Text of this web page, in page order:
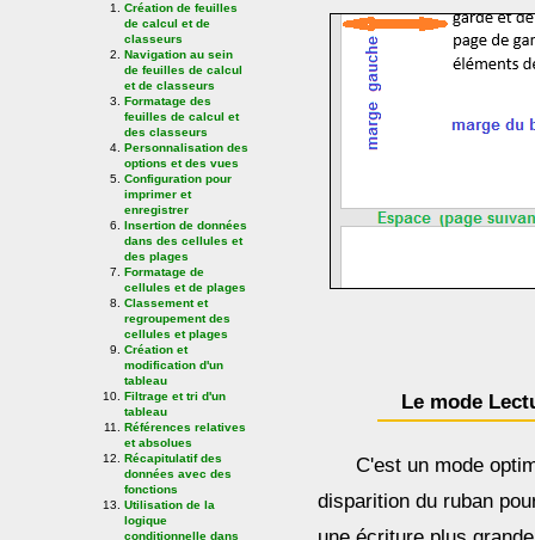
Création de feuilles
de calcul et de
classeurs
Navigation au sein
de feuilles de calcul
et de classeurs
Formatage des
feuilles de calcul et
des classeurs
Personnalisation des
options et des vues
Configuration pour
imprimer et
enregistrer
Insertion de données
dans des cellules et
des plages
Formatage de
cellules et de plages
Classement et
regroupement des
cellules et plages
Création et
modification d'un
tableau
Filtrage et tri d'un
tableau
Références relatives
et absolues
Récapitulatif des
données avec des
fonctions
Utilisation de la
logique
conditionnelle dans
Le mode
C'est un mode
disparition du ruban